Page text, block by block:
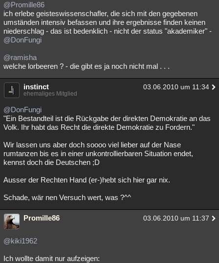
@Promille86
ich erlebe geisteswissenschafler, die sich mit den gegebenen
umständen intensiv befassen und ihre ergebnisse finden keinen
niederschlag - das ist bedenklich - nicht der status "akademiker" -
@DonFungi
@ramisha
welche lorbeeren ? - die gibt es ja noch nicht mal . . .
instinct 03.06.2010 um 11:34
ehemaliges Mitglied
@DonFungi
"Ein Bestandteil ist die Rückgabe der direkten Demokratie an das
Volk. Ihr habt das Recht die direkte Demokratie zu Fordern."
Wir lassen uns aber doch soooo viel lieber auf der Nase
rumtanzen bis es in einer unkontrollierbaren Situation endet,
kennst doch die Deutschen ;D
Ausser der Rechten Hand (er-)hebt sich hier gar nix.
Schade, wär nen Versuch wert, was ?^^
Promille86 03.06.2010 um 11:37
@kiki1962
Ich wollte damit nur aufzeigen: